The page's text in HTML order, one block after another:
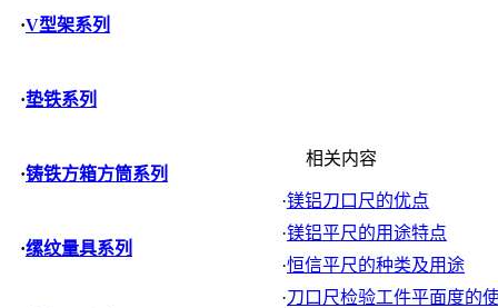
·V型架系列
·垫铁系列
·铸铁方箱方筒系列
·缧纹量具系列
相关内容
·镁铝刀口尺的优点
·镁铝平尺的用途特点
·恒信平尺的种类及用途
·刀口尺检验工件平面度的